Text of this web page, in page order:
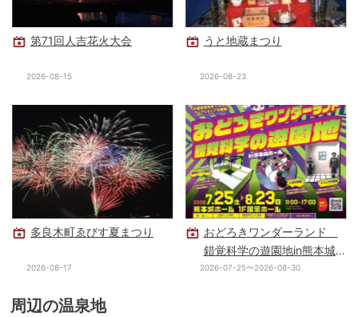
第71回人吉花火大会
2026-08-15
うと地蔵まつり
2026-08-23
多良木町ゑびす夏まつり
2026-08-17
おどろきワンダーランド
錯覚科学の遊園地in熊本城
ホール
2026-07-25〜2026-08-30
周辺の温泉地